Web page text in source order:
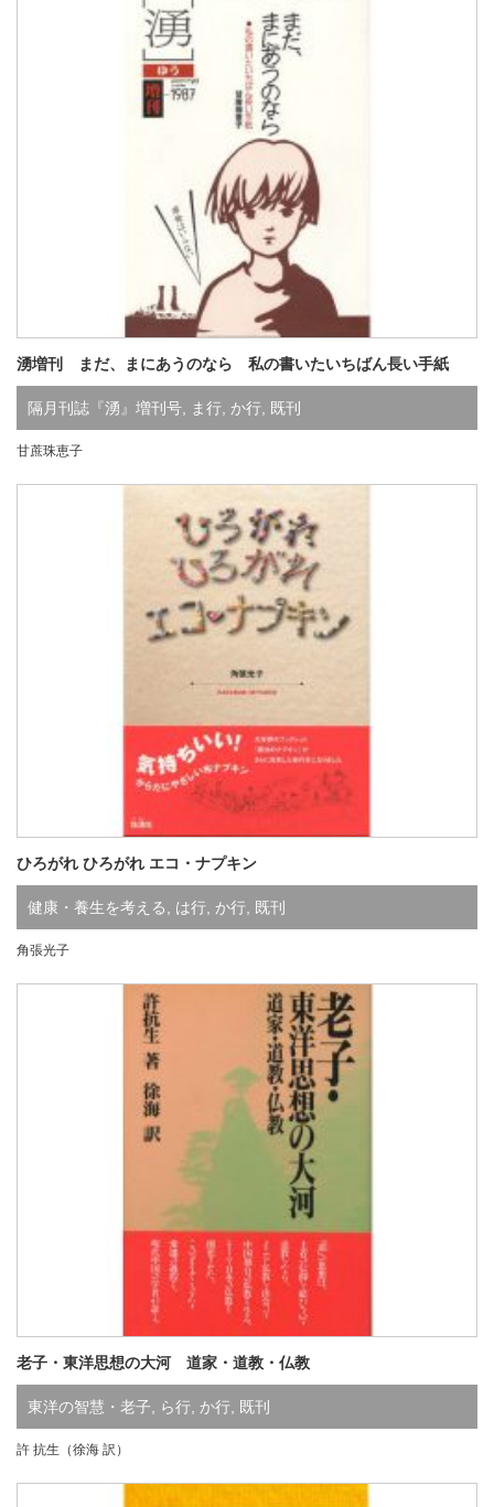
湧増刊 まだ、まにあうのなら 私の書いたいちばん長い手紙
隔月刊誌『湧』増刊号, ま行, か行, 既刊
甘蔗珠恵子
ひろがれ ひろがれ エコ・ナプキン
健康・養生を考える は行 か行 既刊
角張光子
老子・東洋思想の大河 道家・道教・仏教
東洋の智慧・老子 ら行 か行 既刊
許 抗生（徐海 訳）